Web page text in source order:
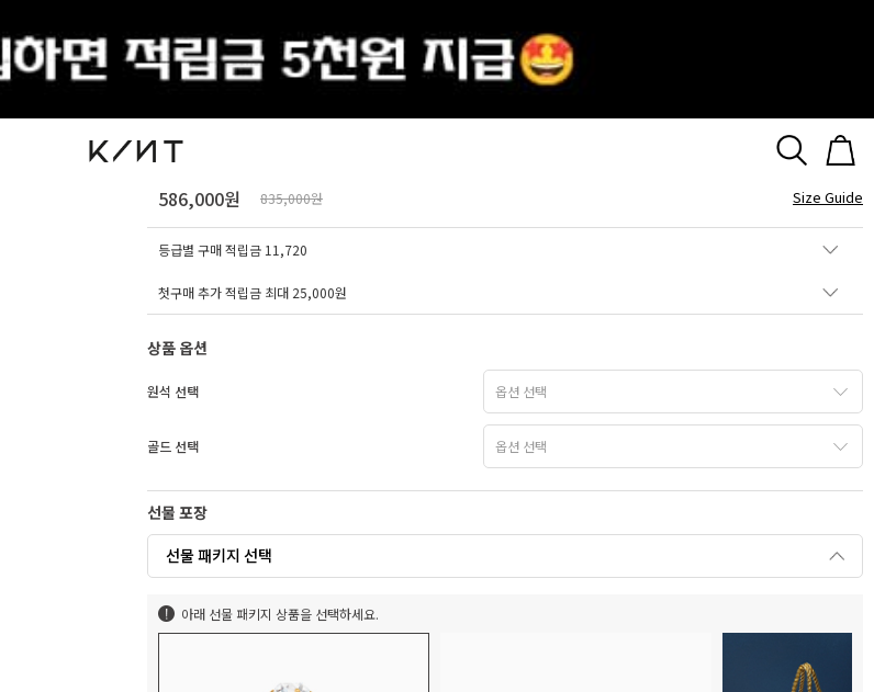
14K 18K 킨트 로즈버드 클래식 목걸이
586,000원 835,000원 Size Guide
등급별 구매 적립금 11,720
첫구매 추가 적립금 최대 25,000원
상품 옵션
원석 선택
골드 선택
선물 포장
선물 패키지 선택
아래 선물 패키지 상품을 선택하세요.